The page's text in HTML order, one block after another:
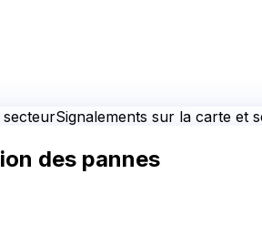
secteurSignalements sur la carte et
des pannes